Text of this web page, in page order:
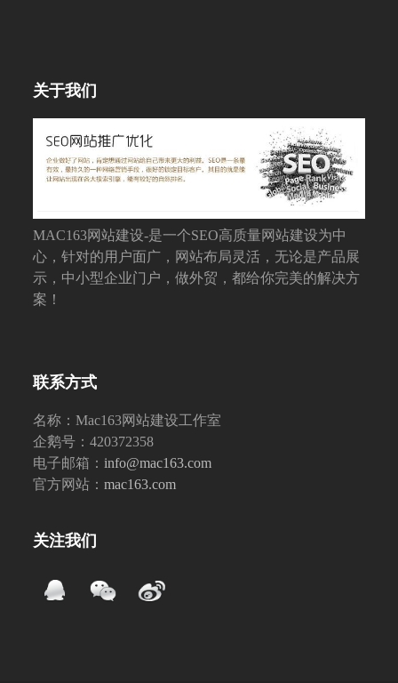
关于我们
MAC163网站建设-是一个SEO高质量网站建设为中
心，针对的用户面广，网站布局灵活，无论是产品展
示，中小型企业门户，做外贸，都给你完美的解决方
案！
联系方式
名称：Mac163网站建设工作室
企鹅号：420372358
电子邮箱：info@mac163.com
官方网站：mac163.com
关注我们